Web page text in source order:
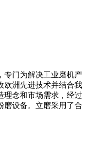
专门为解决工业磨机产
欧洲先进技术并结合我
理念和市场需求，经过
磨设备。立磨采用了合